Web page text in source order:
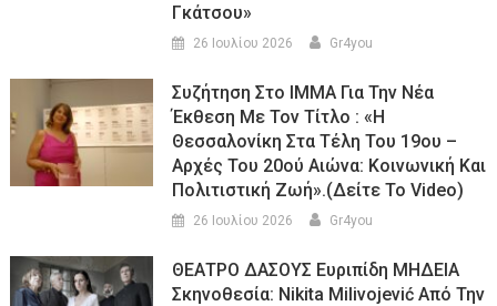
Γκάτσου»
26 Ιουλίου 2026 Gr4you
Συζήτηση Στο ΙΜΜΑ Για Την Νέα
Έκθεση Με Τον Τίτλο : «Η
Θεσσαλονίκη Στα Τέλη Του 19ου –
Αρχές Του 20ού Αιώνα: Κοινωνική Και
Πολιτιστική Ζωή».(Δείτε Το Video)
26 Ιουλίου 2026 Gr4you
ΘΕΑΤΡΟ ΔΑΣΟΥΣ Ευριπίδη ΜΗΔΕΙΑ
Σκηνοθεσία: Nikita Milivojević Από Την